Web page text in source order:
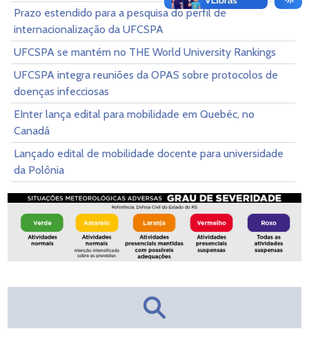
Prazo estendido para a pesquisa do perfil de
internacionalização da UFCSPA
UFCSPA se mantém no THE World University Rankings
UFCSPA integra reuniões da OPAS sobre protocolos de
doenças infecciosas
EInter lança edital para mobilidade em Quebéc, no
Canadá
Lançado edital de mobilidade docente para universidade
da Polônia